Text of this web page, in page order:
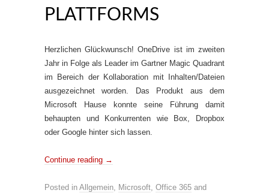
PLATTFORMS
Herzlichen Glückwunsch! OneDrive ist im zweiten
Jahr in Folge als Leader im Gartner Magic Quadrant
im Bereich der Kollaboration mit Inhalten/Dateien
ausgezeichnet worden. Das Produkt aus dem
Microsoft Hause konnte seine Führung damit
behaupten und Konkurrenten wie Box, Dropbox
oder Google hinter sich lassen.
Continue reading →
Posted in Allgemein, Microsoft, Office 365 and